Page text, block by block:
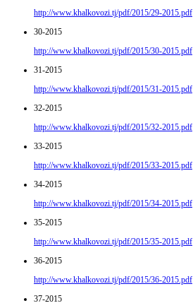
http://www.khalkovozi.tj/pdf/2015/29-2015.pdf
30-2015
http://www.khalkovozi.tj/pdf/2015/30-2015.pdf
31-2015
http://www.khalkovozi.tj/pdf/2015/31-2015.pdf
32-2015
http://www.khalkovozi.tj/pdf/2015/32-2015.pdf
33-2015
http://www.khalkovozi.tj/pdf/2015/33-2015.pdf
34-2015
http://www.khalkovozi.tj/pdf/2015/34-2015.pdf
35-2015
http://www.khalkovozi.tj/pdf/2015/35-2015.pdf
36-2015
http://www.khalkovozi.tj/pdf/2015/36-2015.pdf
37-2015